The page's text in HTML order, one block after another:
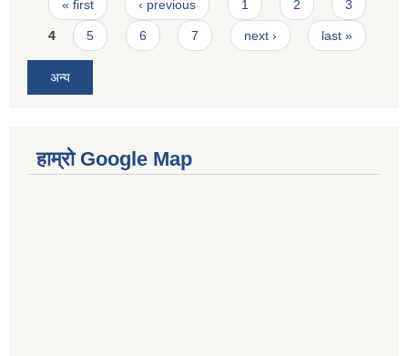
« first ‹ previous 1 2 3
4 5 6 7 next › last »
अन्य
हाम्रो Google Map